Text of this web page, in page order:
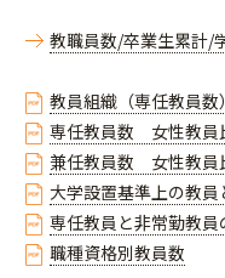
教職員数/卒業生累計/
教員組織（専任教員数）
専任教員数 女性教員
兼任教員数 女性教員
大学設置基準上の教員
専任教員と非常勤教
職種資格別教員数